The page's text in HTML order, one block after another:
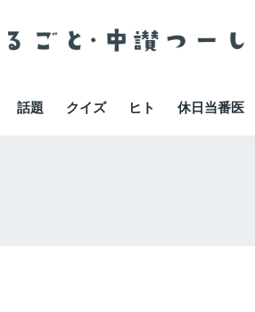
話題 クイズ ヒト 休日当番医